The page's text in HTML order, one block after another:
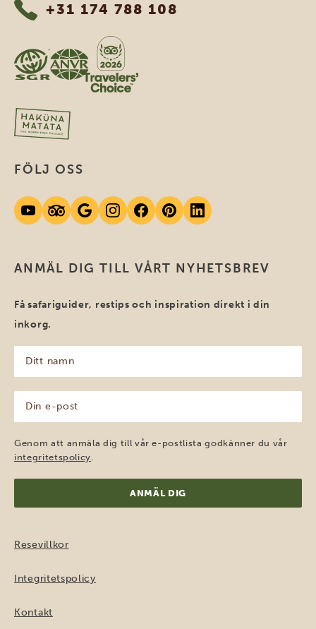
+31 174 788 108
ANMÄL DIG TILL VÅRT NYHETSBREV
Få safariguider, restips och inspiration direkt i din
inkorg.
namn
(Obligatoriskt)
post
(Obligatoriskt)
Genom att anmäla dig till vår e-postlista godkänner du vår
integritetspolicy.
FÖLJ OSS
Resevillkor
Integritetspolicy
Kontakt